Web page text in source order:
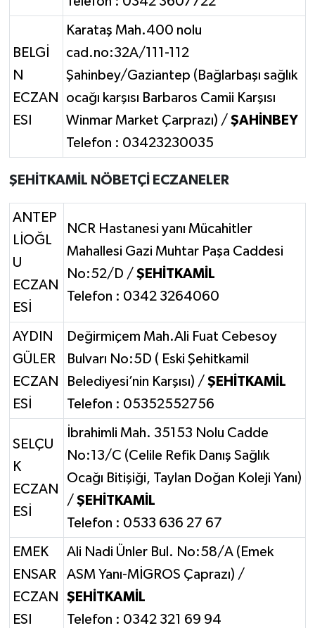
BELGİ
N
ECZAN
ESI
Karataş Mah.400 nolu
cad.no:32A/111-112
Şahinbey/Gaziantep (Bağlarbaşı sağlık
ocağı karşısı Barbaros Camii Karşısı
Winmar Market Çarprazı) / ŞAHİNBEY
Telefon : 03423230035
ŞEHİTKAMİL NÖBETÇİ ECZANELER
ANTEP
LİOĞL
U
ECZAN
ESİ
NCR Hastanesi yanı Mücahitler
Mahallesi Gazi Muhtar Paşa Caddesi
No:52/D / ŞEHİTKAMİL
Telefon : 0342 3264060
AYDIN
GÜLER
ECZAN
ESİ
Değirmiçem Mah.Ali Fuat Cebesoy
Bulvarı No:5D ( Eski Şehitkamil
Belediyesi’nin Karşısı) / ŞEHİTKAMİL
Telefon : 05352552756
SELÇU
K
ECZAN
ESİ
İbrahimli Mah. 35153 Nolu Cadde
No:13/C (Celile Refik Danış Sağlık
Ocağı Bitişiği, Taylan Doğan Koleji Yanı)
/ ŞEHİTKAMİL
Telefon : 0533 636 27 67
EMEK
ENSAR
ECZAN
ESI
Ali Nadi Ünler Bul. No:58/A (Emek
ASM Yanı-MİGROS Çaprazı) /
ŞEHİTKAMİL
Telefon : 0342 321 69 94